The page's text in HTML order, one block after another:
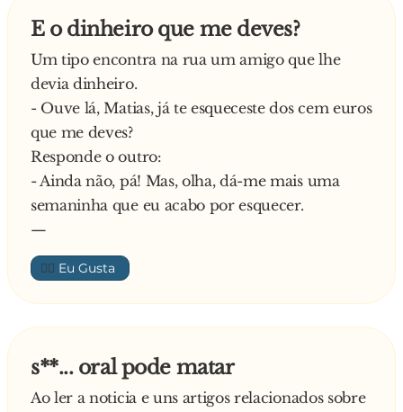
Dito e feito, o rapaz larga outro p**... ainda mais
potente. A senhora sente novamente o cheiro e
diz novamente ao cão:
- Boby, sai do sofá!
O rapaz pensa:
- Elahhh, resulta mesmo bem. Vou aproveitar
para mandar mais um.
Novo p**..., desta vez ainda mais potente e a
senhora grita para o cão:
- Boby, tu sai mas é daí que ele ainda te mata!
E o dinheiro que me deves?
Um tipo encontra na rua um amigo que lhe
devia dinheiro.
- Ouve lá, Matias, já te esqueceste dos cem euros
que me deves?
Responde o outro:
- Ainda não, pá! Mas, olha, dá-me mais uma
semaninha que eu acabo por esquecer.
—
👍🏼
s**... oral pode matar
Ao ler a noticia e uns artigos relacionados sobre